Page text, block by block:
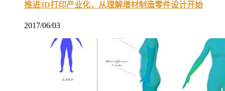
推进3D打印产业化，从理解增材制造零件设计开始
2017/06/03